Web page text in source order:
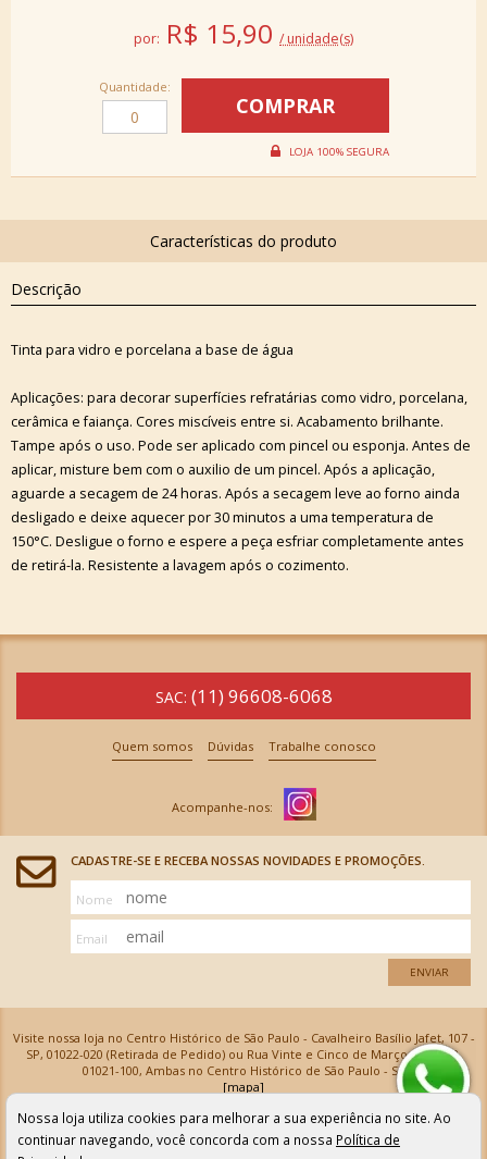
por: R$ 15,90 / unidade(s)
Quantidade:
Descrição
Tinta para vidro e porcelana a base de água
Aplicações: para decorar superfícies refratárias como vidro, porcelana,
cerâmica e faiança. Cores miscíveis entre si. Acabamento brilhante.
Tampe após o uso. Pode ser aplicado com pincel ou esponja. Antes de
aplicar, misture bem com o auxilio de um pincel. Após a aplicação,
aguarde a secagem de 24 horas. Após a secagem leve ao forno ainda
desligado e deixe aquecer por 30 minutos a uma temperatura de
150°C. Desligue o forno e espere a peça esfriar completamente antes
de retirá-la. Resistente a lavagem após o cozimento.
SAC: (11) 96608-6068
Quem somos Dúvidas Trabalhe conosco
CADASTRE-SE E RECEBA NOSSAS NOVIDADES E PROMOÇÕES.
Nome
Email
ENVIAR
Visite nossa loja no Centro Histórico de São Paulo - Cavalheiro Basílio Jafet, 107 -
SP, 01022-020 (Retirada de Pedido) ou Rua Vinte e Cinco de Março, 576 - SP,
01021-100, Ambas no Centro Histórico de São Paulo - SP
[mapa]
Armarinhos Santa Cecília Ltda | CNPJ: 61.069.639/0001-18
Os preços e as condições de pagamento apresentadas na loja virtual não valem para nossa loja física e
podem sofrer alterações sem aviso prévio. Vendas com cartão de crédito sujeitas a análise e
confirmação de dados.
Nossa loja utiliza cookies para melhorar a sua experiência no site. Ao
continuar navegando, você concorda com a nossa Política de